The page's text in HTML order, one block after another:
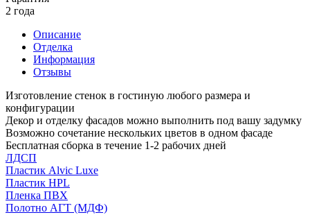
2 года
Описание
Отделка
Информация
Отзывы
Изготовление стенок в гостиную любого размера и
конфигурации
Декор и отделку фасадов можно выполнить под вашу задумку
Возможно сочетание нескольких цветов в одном фасаде
Бесплатная сборка в течение 1-2 рабочих дней
ЛДСП
Пластик Alvic Luxe
Пластик HPL
Пленка ПВХ
Полотно АГТ (МДФ)